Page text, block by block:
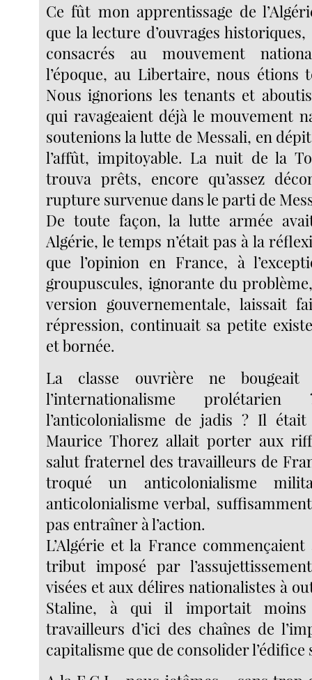
Ce fût mon apprentissage de
que la lecture d’ouvrages
consacrés au mouvement
l’époque, au Libertaire, nous étions
Nous ignorions les tenants et
qui ravageaient déjà le mouvement
soutenions la lutte de Messali, en
l’affût, impitoyable. La nuit de la
trouva prêts, encore qu’assez
rupture survenue dans le parti de
De toute façon, la lutte armée
Algérie, le temps n’était pas à la
que l’opinion en France, à
groupuscules, ignorante du
version gouvernementale, laissait
répression, continuait sa petite
et bornée.
La classe ouvrière ne
l’internationalisme
l’anticolonialisme de jadis ? Il
Maurice Thorez allait porter aux
salut fraternel des travailleurs de
troqué un anticolonialisme
anticolonialisme verbal,
pas entraîner à l’action.
L’Algérie et la France
tribut imposé par
visées et aux délires nationalistes à
Staline, à qui il importait
travailleurs d’ici des chaînes de
capitalisme que de consolider l’édifice